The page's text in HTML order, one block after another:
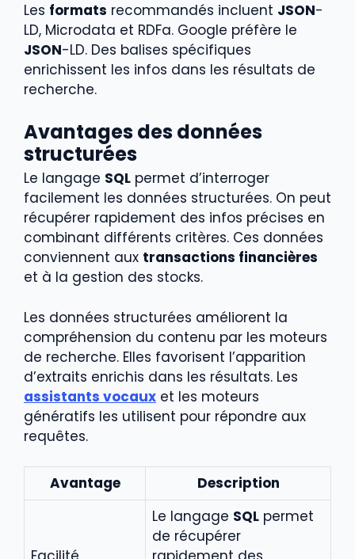
Les formats recommandés incluent JSON-
LD, Microdata et RDFa. Google préfère le
JSON-LD. Des balises spécifiques
enrichissent les infos dans les résultats de
recherche.
Avantages des données
structurées
Le langage SQL permet d’interroger
facilement les données structurées. On peut
récupérer rapidement des infos précises en
combinant différents critères. Ces données
conviennent aux transactions financières
et à la gestion des stocks.
Les données structurées améliorent la
compréhension du contenu par les moteurs
de recherche. Elles favorisent l’apparition
d’extraits enrichis dans les résultats. Les
assistants vocaux et les moteurs
génératifs les utilisent pour répondre aux
requêtes.
Avantage Description
Le langage SQL permet
de récupérer